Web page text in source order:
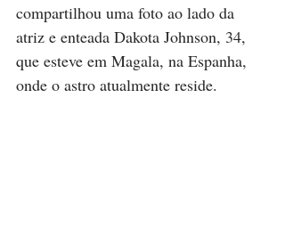
compartilhou uma foto ao lado da
atriz e enteada Dakota Johnson, 34,
que esteve em Magala, na Espanha,
onde o astro atualmente reside.